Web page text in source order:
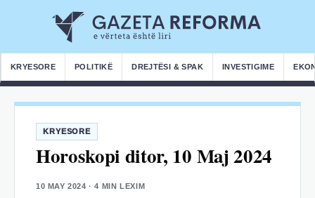
KRYESORE POLITIKË DREJTËSI & SPAK INVESTIGIME
KRYESORE
Horoskopi ditor, 10 Maj 2024
10 MAY 2024 · 4 MIN LEXIM